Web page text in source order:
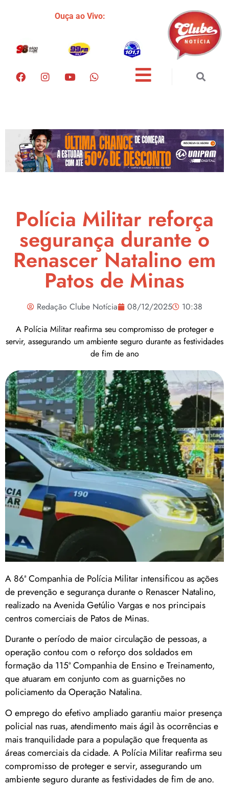
Ouça ao Vivo:
Polícia Militar reforça
segurança durante o
Renascer Natalino em
Patos de Minas
Redação Clube Notícia 08/12/2025
10:38
A Polícia Militar reafirma seu compromisso de proteger e
servir, assegurando um ambiente seguro durante as festividades
de fim de ano
A 86ª Companhia de Polícia Militar intensificou as ações
de prevenção e segurança durante o Renascer Natalino,
realizado na Avenida Getúlio Vargas e nos principais
centros comerciais de Patos de Minas.
Durante o período de maior circulação de pessoas, a
operação contou com o reforço dos soldados em
formação da 115ª Companhia de Ensino e Treinamento,
que atuaram em conjunto com as guarnições no
policiamento da Operação Natalina.
O emprego do efetivo ampliado garantiu maior presença
policial nas ruas, atendimento mais ágil às ocorrências e
mais tranquilidade para a população que frequenta as
áreas comerciais da cidade. A Polícia Militar reafirma seu
compromisso de proteger e servir, assegurando um
ambiente seguro durante as festividades de fim de ano.